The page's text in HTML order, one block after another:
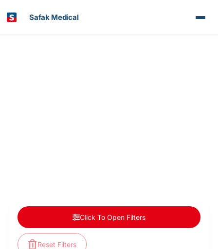
Safak Medical
Click To Open Filters
Reset Filters